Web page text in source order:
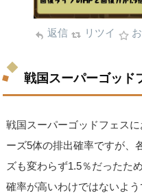
返信 リツイ
戦国スーパーゴッド
戦国スーパーゴッドフェス
ーズ5体の排出確率ですが、
ズも変わらず1.5％だったた
確率が高いわけではないよう